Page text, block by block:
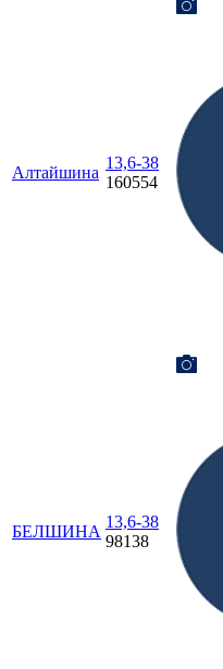
Алтайшина
13,6-38
160554
БЕЛШИНА
13,6-38
98138